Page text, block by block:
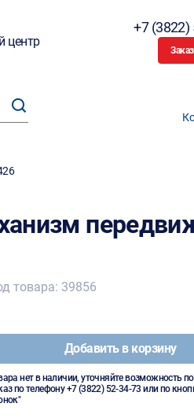
центр
+7 (3822)
товара: 39856
Добавить в корзину
нет в наличии, уточняйте возможность
по телефону+7 (3822) 52-34-73 или по